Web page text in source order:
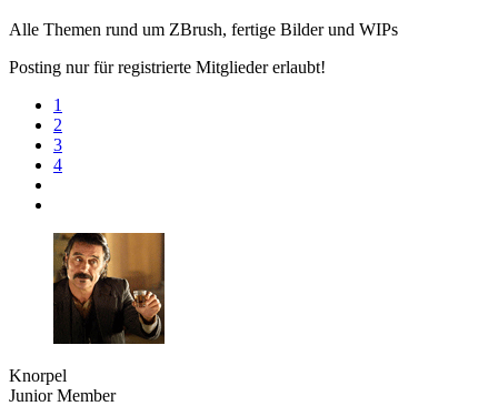
Alle Themen rund um ZBrush, fertige Bilder und WIPs
Posting nur für registrierte Mitglieder erlaubt!
1
2
3
4
Knorpel
Junior Member